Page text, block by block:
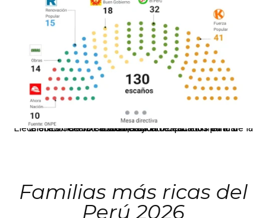
El JNE oficializó la distribución de escaños para la elección de 60 senadores y 130 diputados en las Elecciones Generales 2026, tras el restablecimiento de la Bicameralidad.
Familias más ricas del
Perú 2026